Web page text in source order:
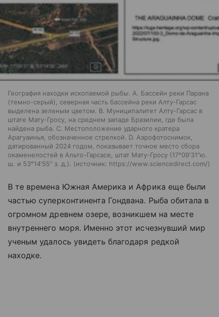
География находки ископаемой рыбы. A. Бассейн реки Парана
(темно-серый), северная часть бассейна реки Алту-Гарсас
выделена зеленым цветом. B. Муниципалитет Алту-Гарсас в
штате Мату-Гросу, на среднем западе Бразилии, где была
найдена рыба. C. Местоположение ударного кратера
Арагуаинья, обозначенное стрелкой. D. Аэрофотоснимок,
датированный 2024 годом, показывает точное место сбора
окаменелостей в Альто-Гарсасе, штат Мату-Гросу (17°09'31"ю.
ш. и 53°14'55" з. д.).
источник: https://www.sciencedirect.com/
В те времена Южная Америка и Африка еще были
частью суперконтинента Гондвана. Рыба обитала в
огромном древнем озере, возникшем на месте
внутреннего моря. Именно этот исчезнувший мир
ученым удалось увидеть благодаря редкой
находке.